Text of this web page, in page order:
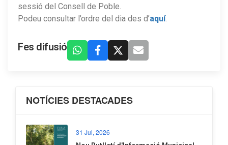
sessió del Consell de Poble.
Podeu consultar l’ordre del dia des d’aquí.
Fes difusió
NOTÍCIES DESTACADES
31 Jul, 2026